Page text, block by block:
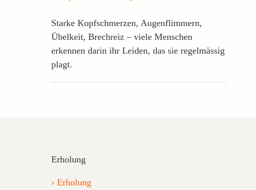
Starke Kopfschmerzen, Augenflimmern,
Übelkeit, Brechreiz – viele Menschen
erkennen darin ihr Leiden, das sie regelmässig
plagt.
Erholung
Erholung